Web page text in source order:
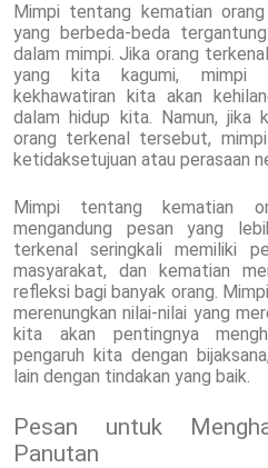
Mimpi tentang kematian
yang berbeda-beda
dalam mimpi. Jika orang
yang kita kagumi, mimpi
kekhawatiran kita akan
dalam hidup kita. Namun, jika
orang terkenal tersebut,
ketidaksetujuan atau perasaan
Mimpi tentang kematian
mengandung pesan yang
terkenal seringkali memiliki
masyarakat, dan kematian
refleksi bagi banyak orang.
merenungkan nilai-nilai yang
kita akan pentingnya
pengaruh kita dengan
lain dengan tindakan yang baik.
Pesan untuk
Panutan